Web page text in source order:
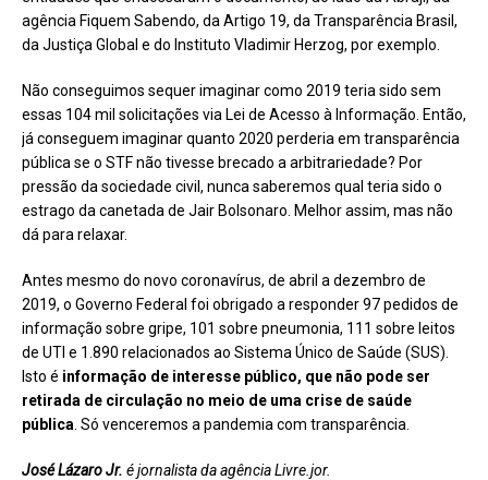
agência Fiquem Sabendo, da Artigo 19, da Transparência Brasil,
da Justiça Global e do Instituto Vladimir Herzog, por exemplo.
Não conseguimos sequer imaginar como 2019 teria sido sem
essas 104 mil solicitações via Lei de Acesso à Informação. Então,
já conseguem imaginar quanto 2020 perderia em transparência
pública se o STF não tivesse brecado a arbitrariedade? Por
pressão da sociedade civil, nunca saberemos qual teria sido o
estrago da canetada de Jair Bolsonaro. Melhor assim, mas não
dá para relaxar.
Antes mesmo do novo coronavírus, de abril a dezembro de
2019, o Governo Federal foi obrigado a responder 97 pedidos de
informação sobre gripe, 101 sobre pneumonia, 111 sobre leitos
de UTI e 1.890 relacionados ao Sistema Único de Saúde (SUS).
Isto é informação de interesse público, que não pode ser
retirada de circulação no meio de uma crise de saúde
pública . Só venceremos a pandemia com transparência.
José Lázaro Jr. é jornalista da agência Livre.jor.